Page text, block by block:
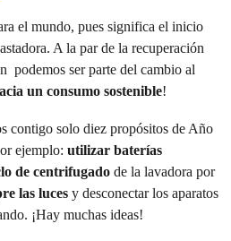
el mundo, pues significa el inicio
A la par de la recuperación
podemos ser parte del cambio al
un consumo sostenible!
contigo solo diez propósitos de Año
ejemplo: utilizar baterías
de centrifugado de la lavadora por
las luces y desconectar los aparatos
¡Hay muchas ideas!